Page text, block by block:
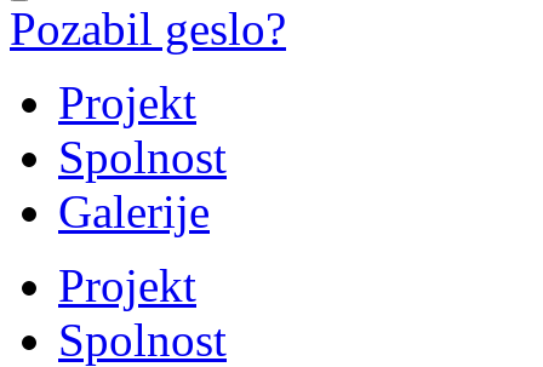
Pozabil geslo?
Projekt
Spolnost
Galerije
Projekt
Spolnost